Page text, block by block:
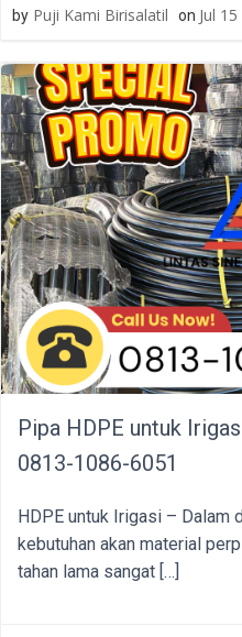
by Puji Kami Birisalatil on Jul 15
Pipa HDPE untuk
0813-1086-6051
HDPE untuk Irigasi – Dalam
kebutuhan akan material
tahan lama sangat […]